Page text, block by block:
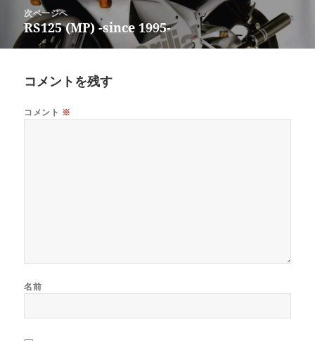
シ
投
稿:
次ページへ
次
稿:
RS125 (MP) -since 1995-
コメントを残す
コメント ※
名前